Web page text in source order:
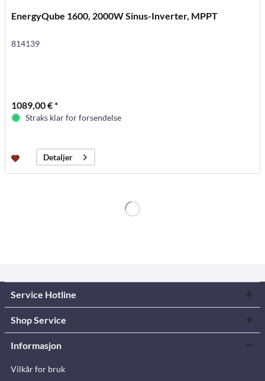
EnergyQube 1600, 2000W Sinus-Inverter, MPPT
814139
1089,00 € *
Straks klar for forsendelse
Detaljer
Service Hotline
Shop Service
Informasjon
Vilkår for bruk